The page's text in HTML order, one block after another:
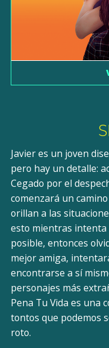
Javier es un joven
pero hay un detalle:
Cegado por el
comenzará un
orillan a las
esto mientras intenta
posible, entonces
mejor amiga,
encontrarse a sí
personajes más
Pena Tu Vida es una
tontos que podemos
roto.